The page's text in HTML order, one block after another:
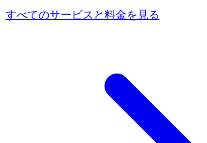
すべてのサービスと料金を見る